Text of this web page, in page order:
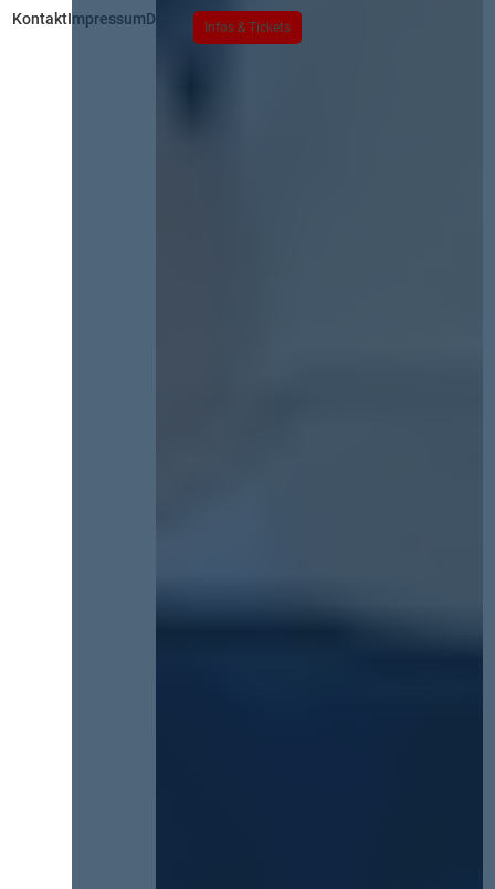
Infos & Tickets
KontaktImpressumDatenschutz